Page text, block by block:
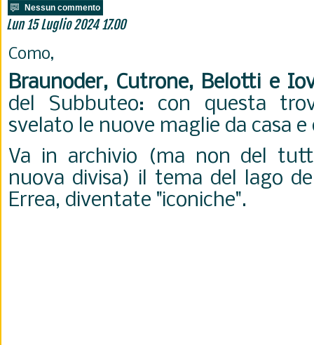
Nessun commento
Lun 15 Luglio 2024 17.00
Como,
Braunoder, Cutrone, Belotti e
del Subbuteo: con questa
svelato le nuove maglie da casa
Va in archivio (ma non del
nuova divisa) il tema del lago
Errea, diventate "iconiche".